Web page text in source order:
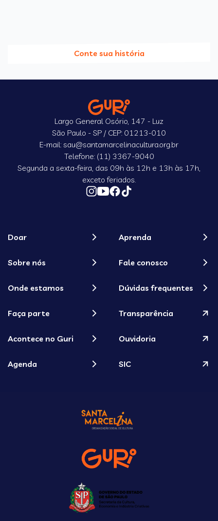
Conte sua história
Largo General Osório, 147 - Luz
São Paulo - SP / CEP: 01213-010
E-mail: sau@santamarcelinacultura.org.br
Telefone: (11) 3367-9040
Segunda a sexta-feira, das 09h às 12h e 13h às 17h,
exceto feriados.
Doar
Sobre nós
Onde estamos
Faça parte
Acontece no Guri
Agenda
Aprenda
Fale conosco
Dúvidas frequentes
Transparência
Ouvidoria
SIC